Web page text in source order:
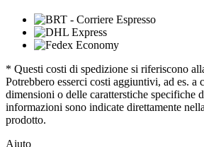
* Questi costi di spedizione si riferiscono
Potrebbero esserci costi aggiuntivi, ad es. a
dimensioni o delle caratterstiche specifiche
informazioni sono indicate direttamente
prodotto.
Aiuto